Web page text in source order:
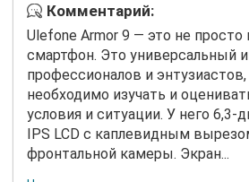
Комментарий:
Ulefone Armor 9 — это не
смартфон. Это универсальный
профессионалов и
необходимо изучать и
условия и ситуации. У него
IPS LCD с каплевидным
фронтальной камеры. Экран...